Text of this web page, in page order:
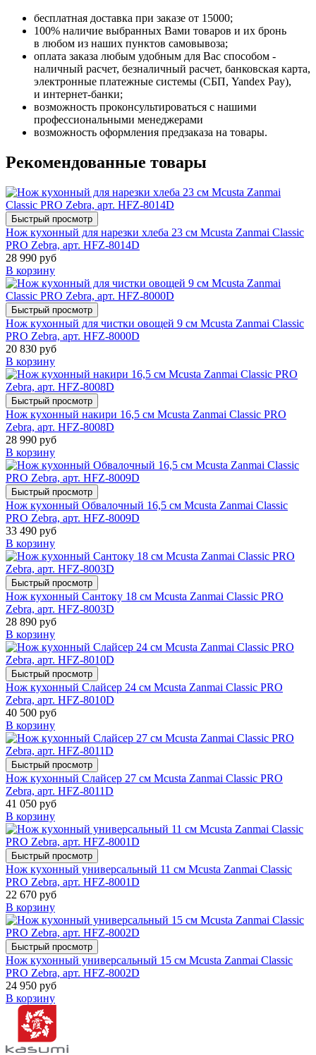
бесплатная доставка при заказе от 15000;
100% наличие выбранных Вами товаров и их бронь
в любом из наших пунктов самовывоза;
оплата заказа любым удобным для Вас способом -
наличный расчет, безналичный расчет, банковская карта,
электронные платежные системы (СБП, Yandex Pay),
и интернет-банки;
возможность проконсультироваться с нашими
профессиональными менеджерами
возможность оформления предзаказа на товары.
Рекомендованные товары
Быстрый просмотр
Нож кухонный для нарезки хлеба 23 см Mcusta Zanmai Classic
PRO Zebra, арт. HFZ-8014D
28 990 руб
В корзину
Быстрый просмотр
Нож кухонный для чистки овощей 9 см Mcusta Zanmai Classic
PRO Zebra, арт. HFZ-8000D
20 830 руб
В корзину
Быстрый просмотр
Нож кухонный накири 16,5 см Mcusta Zanmai Classic PRO
Zebra, арт. HFZ-8008D
28 990 руб
В корзину
Быстрый просмотр
Нож кухонный Обвалочный 16,5 см Mcusta Zanmai Classic
PRO Zebra, арт. HFZ-8009D
33 490 руб
В корзину
Быстрый просмотр
Нож кухонный Сантоку 18 см Mcusta Zanmai Classic PRO
Zebra, арт. HFZ-8003D
28 890 руб
В корзину
Быстрый просмотр
Нож кухонный Слайсер 24 см Mcusta Zanmai Classic PRO
Zebra, арт. HFZ-8010D
40 500 руб
В корзину
Быстрый просмотр
Нож кухонный Слайсер 27 см Mcusta Zanmai Classic PRO
Zebra, арт. HFZ-8011D
41 050 руб
В корзину
Быстрый просмотр
Нож кухонный универсальный 11 см Mcusta Zanmai Classic
PRO Zebra, арт. HFZ-8001D
22 670 руб
В корзину
Быстрый просмотр
Нож кухонный универсальный 15 см Mcusta Zanmai Classic
PRO Zebra, арт. HFZ-8002D
24 950 руб
В корзину